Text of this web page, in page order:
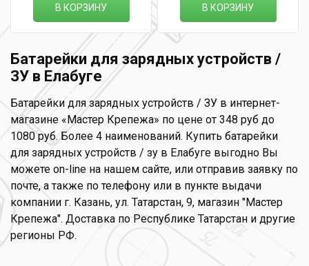
В КОРЗИНУ В КОРЗИНУ
Батарейки для зарядных устройств /
ЗУ в Елабуге
Батарейки для зарядных устройств / ЗУ в интернет-
магазине «Мастер Крепежа» по цене от 348 руб до
1080 руб. Более 4 наименований. Купить батарейки
для зарядных устройств / зу в Елабуге выгодно Вы
можете on-line на нашем сайте, или отправив заявку по
почте, а также по телефону или в пункте выдачи
компании г. Казань, ул. Татарстан, 9, магазин "Мастер
Крепежа". Доставка по Республике Татарстан и другие
регионы РФ.